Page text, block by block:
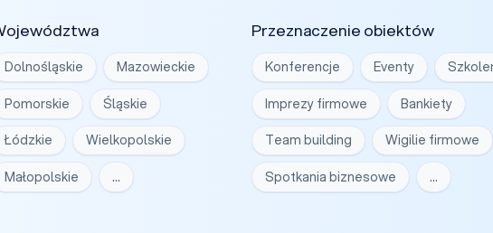
Dolnośląskie Mazowieckie
Pomorskie Śląskie
Łódzkie Wielkopolskie
Małopolskie …
Przeznaczenie obiektów
Konferencje Eventy
Imprezy firmowe Bankiety
Team building Wigilie firmowe
Spotkania biznesowe …